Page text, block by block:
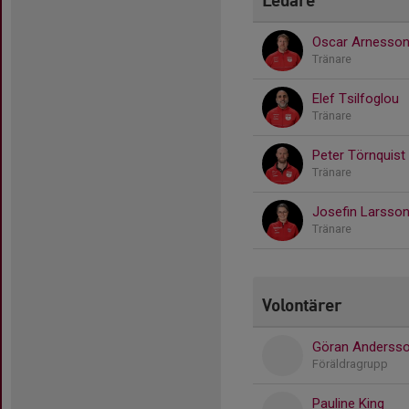
Oscar Arnesson
Tränare
Elef Tsilfoglou
Tränare
Peter Törnquist
Tränare
Josefin Larsson
Tränare
Volontärer
Göran
Föräldragrupp
Pauline King